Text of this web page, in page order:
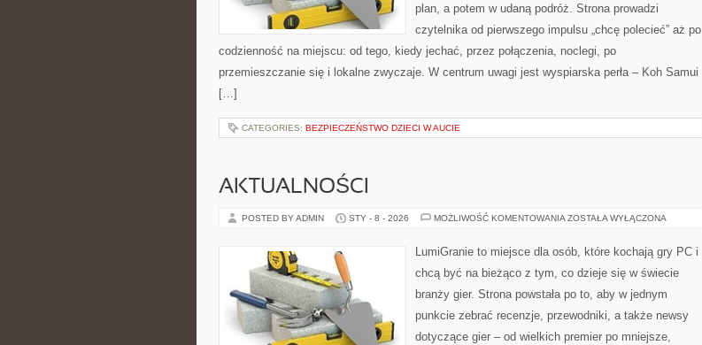
plan, a potem w udaną podróż. Strona prowadzi
czytelnika od pierwszego impulsu „chcę polecieć” aż po
codzienność na miejscu: od tego, kiedy jechać, przez połączenia, noclegi, po
przemieszczanie się i lokalne zwyczaje. W centrum uwagi jest wyspiarska perła – Koh Samui
[…]
CATEGORIES: BEZPIECZEŃSTWO DZIECI W AUCIE
AKTUALNOŚCI
POSTED BY ADMIN STY - 8 - 2026 MOŻLIWOŚĆ KOMENTOWANIA AKTUALNOŚCI
ZOSTAŁA WYŁĄCZONA
LumiGranie to miejsce dla osób, które kochają gry PC i
chcą być na bieżąco z tym, co dzieje się w świecie
branży gier. Strona powstała po to, aby w jednym
punkcie zebrać recenzje, przewodniki, a także newsy
dotyczące gier – od wielkich premier po mniejsze,